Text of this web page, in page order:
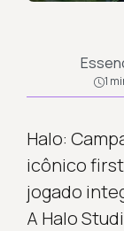
1
Halo:
icônico
jogado
A Halo